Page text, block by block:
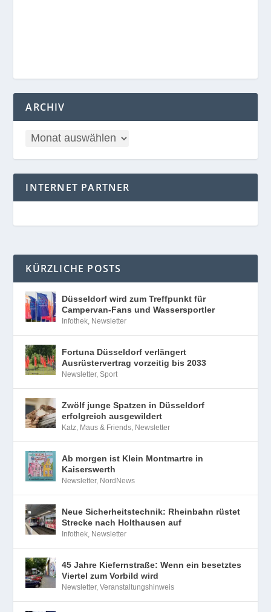
ARCHIV
INTERNET PARTNER
KÜRZLICHE POSTS
Düsseldorf wird zum Treffpunkt für
Campervan-Fans und Wassersportler
Infothek Newsletter
Fortuna Düsseldorf verlängert
Ausrüstervertrag vorzeitig bis 2033
Newsletter,Sport
Zwölf junge Spatzen in Düsseldorf
erfolgreich ausgewildert
Katz, Maus & Friends Newsletter
Ab morgen ist Klein Montmartre in
Kaiserswerth
Newsletter, NordNews
Neue Sicherheitstechnik: Rheinbahn rüstet
Strecke nach Holthausen auf
Infothek Newsletter
45 Jahre Kiefernstraße: Wenn ein besetztes
Viertel zum Vorbild wird
Newsletter,Veranstaltungshinweis